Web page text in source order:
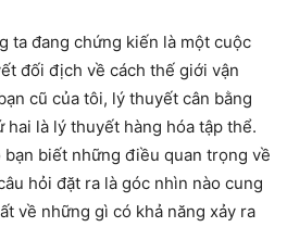
ta đang chứng kiến là một cuộc
đối địch về cách thế giới vận
cũ của tôi, lý thuyết cân bằng
là lý thuyết hàng hóa tập thể.
bạn biết những điều quan trọng về
hỏi đặt ra là góc nhìn nào cung
về những gì có khả năng xảy ra